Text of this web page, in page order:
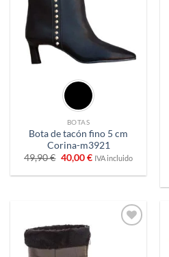
BOTAS
Bota de tacón fino 5 cm
Corina-m3921
49,90€ El
precio
original
40,00€El
actual
IVA incluido